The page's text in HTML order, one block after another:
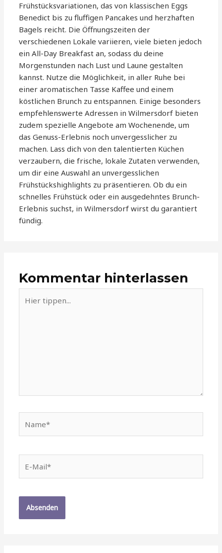
Frühstücksvariationen, das von klassischen Eggs
Benedict bis zu fluffigen Pancakes und herzhaften
Bagels reicht. Die Öffnungszeiten der
verschiedenen Lokale variieren, viele bieten jedoch
ein All-Day Breakfast an, sodass du deine
Morgenstunden nach Lust und Laune gestalten
kannst. Nutze die Möglichkeit, in aller Ruhe bei
einer aromatischen Tasse Kaffee und einem
köstlichen Brunch zu entspannen. Einige besonders
empfehlenswerte Adressen in Wilmersdorf bieten
zudem spezielle Angebote am Wochenende, um
das Genuss-Erlebnis noch unvergesslicher zu
machen. Lass dich von den talentierten Küchen
verzaubern, die frische, lokale Zutaten verwenden,
um dir eine Auswahl an unvergesslichen
Frühstückshighlights zu präsentieren. Ob du ein
schnelles Frühstück oder ein ausgedehntes Brunch-
Erlebnis suchst, in Wilmersdorf wirst du garantiert
fündig.
Kommentar hinterlassen
tippen...
Mail*